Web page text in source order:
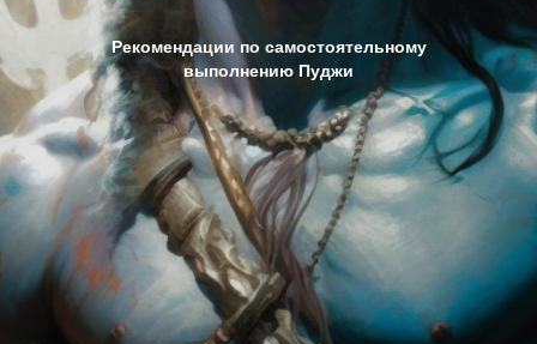
Рекомендации по самостоятельному
выполнению Пуджи